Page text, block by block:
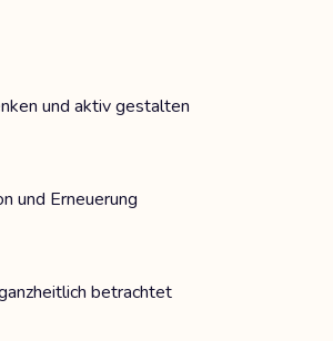
und aktiv gestalten
und Erneuerung
betrachtet